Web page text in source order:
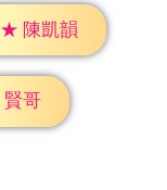
★ 陳凱韻
賢哥